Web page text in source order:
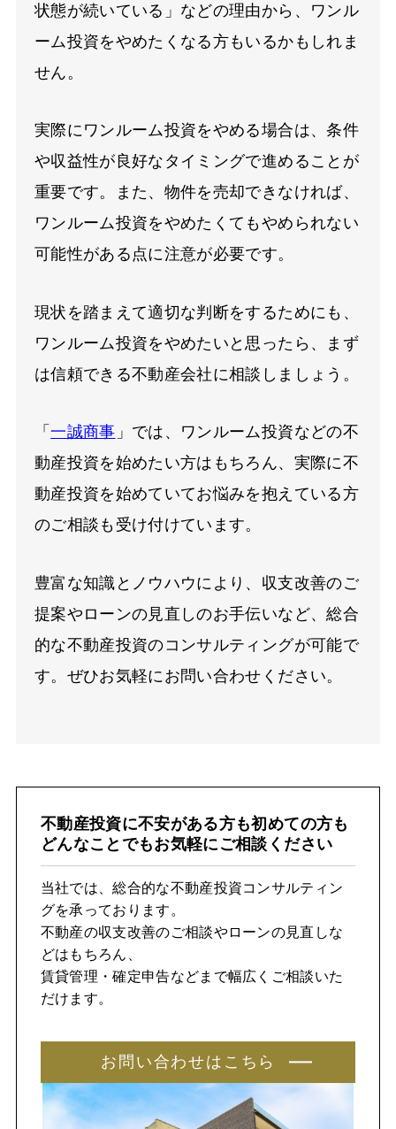
状態が続いている」などの理由から、ワンル
ーム投資をやめたくなる方もいるかもしれま
せん。
実際にワンルーム投資をやめる場合は、条件
や収益性が良好なタイミングで進めることが
重要です。また、物件を売却できなければ、
ワンルーム投資をやめたくてもやめられない
可能性がある点に注意が必要です。
現状を踏まえて適切な判断をするためにも、
ワンルーム投資をやめたいと思ったら、まず
は信頼できる不動産会社に相談しましょう。
「一誠商事 」では、ワンルーム投資などの不
動産投資を始めたい方はもちろん、実際に不
動産投資を始めていてお悩みを抱えている方
のご相談も受け付けています。
豊富な知識とノウハウにより、収支改善のご
提案やローンの見直しのお手伝いなど、総合
的な不動産投資のコンサルティングが可能で
す。ぜひお気軽にお問い合わせください。
不動産投資に不安がある方も初めての方も
どんなことでもお気軽にご相談ください
当社では、総合的な不動産投資コンサルティン
グを承っております。
不動産の収支改善のご相談やローンの見直しな
どはもちろん、
賃貸管理・確定申告などまで幅広くご相談いた
だけます。
お問い合わせはこちら